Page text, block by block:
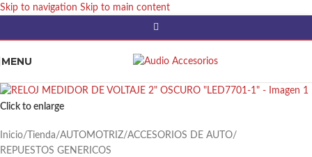
Skip to navigation Skip to main content
MENU
Click to enlarge
Inicio/ Tienda/AUTOMOTRIZ/ACCESORIOS DE AUTO/
REPUESTOS GENERICOS